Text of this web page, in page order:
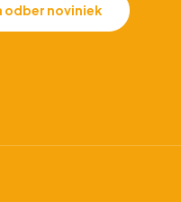
odber noviniek